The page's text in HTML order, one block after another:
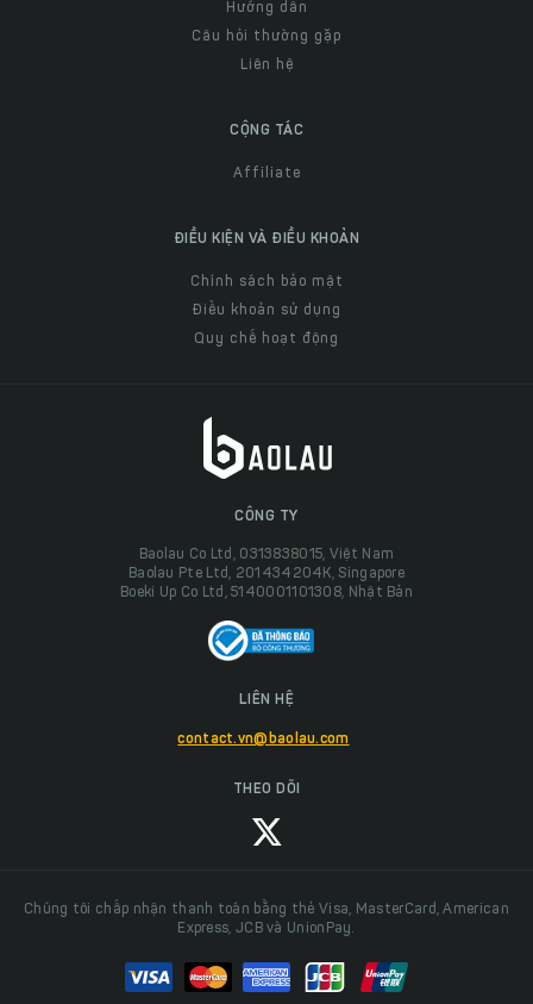
Hướng dẫn
Câu hỏi thường gặp
Liên hệ
CỘNG TÁC
Affiliate
ĐIỀU KIỆN VÀ ĐIỀU KHOẢN
Chính sách bảo mật
Điều khoản sử dụng
Quy chế hoạt động
CÔNG TY
Baolau Co Ltd, 0313838015, Việt Nam
Baolau Pte Ltd, 201434204K, Singapore
Boeki Up Co Ltd, 5140001101308, Nhật Bản
LIÊN HỆ
contact.vn@baolau.com
THEO DÕI
Chúng tôi chấp nhận thanh toán bằng thẻ Visa, MasterCard, American
Express, JCB và UnionPay.